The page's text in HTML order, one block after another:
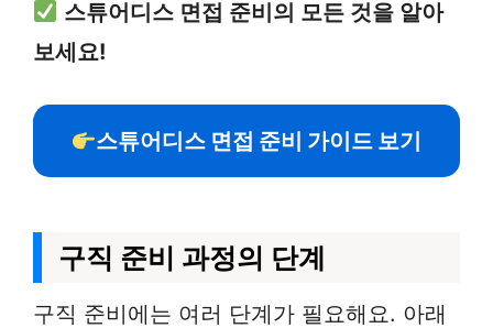
스튜어디스 면접 준비의 모든 것을 알아
보세요!
스튜어디스 면접 준비 가이드 보기
구직 준비 과정의 단계
구직 준비에는 여러 단계가 필요해요. 아래